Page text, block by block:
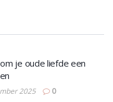
je oude liefde een
2025 0